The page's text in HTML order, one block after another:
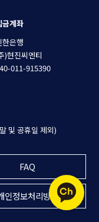
금계좌
한은행
)현진씨엔티
011-915390
및 공휴일 제외)
FAQ
인정보처리방침